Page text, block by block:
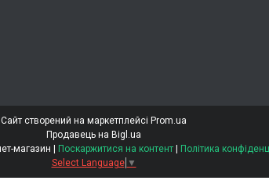
Сайт створений на маркетплейсі Prom.ua
Продавець на Bigl.ua
"Світ Краси 2Salon" Інтернет-магазин | Поскаржитися на контент | Політика
Select Language ▼